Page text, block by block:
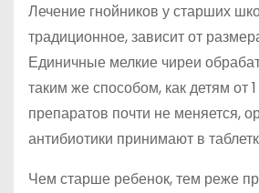
Лечение гнойников у старших
традиционное, зависит от
Единичные мелкие чиреи
таким же способом, как детям от
препаратов почти не меняется,
антибиотики принимают в
Чем старше ребенок, тем реже